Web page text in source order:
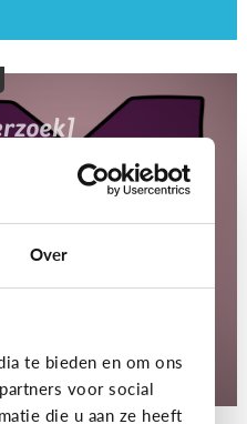
Over
te bieden en om ons
voor social
die u aan ze heeft
Cijfers
- Kom alles te
over het
en de
in
het onderzoek!